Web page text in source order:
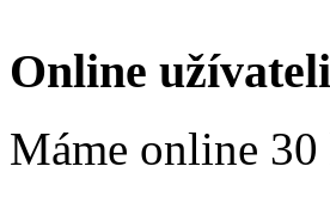
Online
Máme online